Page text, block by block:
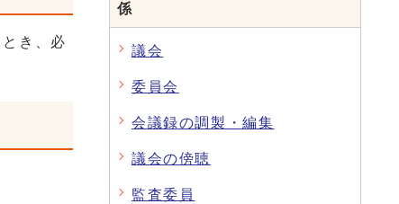
き、必
係
議会
委員会
会議録の調製・編集
議会の傍聴
監査委員